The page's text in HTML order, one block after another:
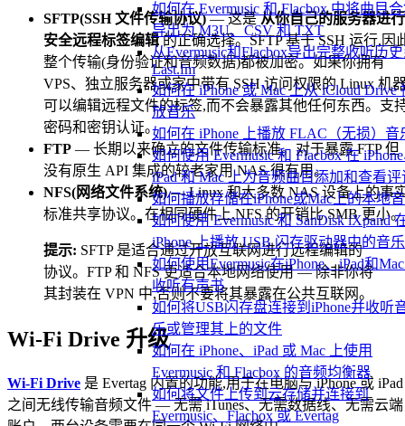
如何在 Evermusic 和 Flacbox 中将曲目
导出为 M3U、CSV 和 TXT
从Evermusic和Flacbox导出完整收听历
Last.fm
如何在 iPhone 或 Mac 上从 iCloud Drive
放音乐
如何在 iPhone 上播放 FLAC（无损）音
如何使用 Evermusic 和 Flacbox 在
iPad 和 Mac 上为音频曲目添加和查看评
如何播放存储在iPhone或Mac上的本地
如何使用 Evermusic 和 SanDisk iXpand
iPhone 上播放 USB 闪存驱动器中的音乐
如何使用Evermusic在iPhone、iPad和
收听有声书
如何将USB闪存盘连接到iPhone并收听
乐或管理其上的文件
如何在 iPhone、iPad 或 Mac 上使用
Evermusic 和 Flacbox 的音频均衡器
如何将文件上传到云存储并连接到
Evermusic、Flacbox 或 Evertag
SFTP(SSH 文件传输协议)— 这是从你自己的服务器进行
安全远程标签编辑的正确选择。SFTP 基于 SSH 运行,因
整个传输(身份验证和音频数据)都被加密。如果你拥有
VPS、独立服务器或家中带有 SSH 访问权限的 Linux 机
可以编辑远程文件的标签,而不会暴露其他任何东西。支
密码和密钥认证。
FTP — 长期以来确立的文件传输标准。对于暴露 FTP 但
没有原生 API 集成的较老家用 NAS 很有用。
NFS(网络文件系统)— Linux 和大多数 NAS 设备上的事
标准共享协议。在相同硬件上,NFS 的开销比 SMB 更小。
提示: SFTP 是适合通过开放互联网进行远程编辑的
协议。FTP 和 NFS 更适合本地网络使用 — 除非你将
其封装在 VPN 中,否则不要将其暴露在公共互联网。
Wi-Fi Drive 升级
Wi-Fi Drive 是 Evertag 内置的功能,用于在电脑与 iPhone 或 iPad
之间无线传输音频文件 — 无需 iTunes、无需数据线、无需云端